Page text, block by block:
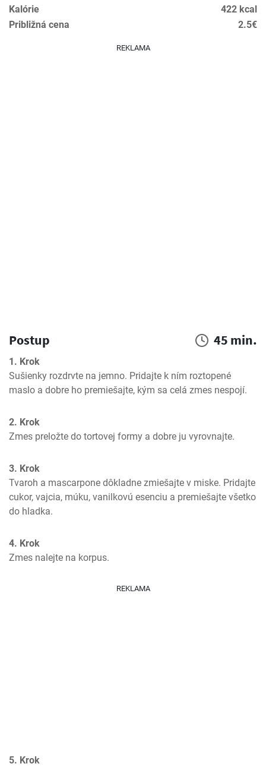
Kalórie
422 kcal
Približná cena
2.5€
REKLAMA
Postup 45 min.
1. Krok
Sušienky rozdrvte na jemno. Pridajte k ním roztopené
maslo a dobre ho premiešajte, kým sa celá zmes nespojí.
2. Krok
Zmes preložte do tortovej formy a dobre ju vyrovnajte.
3. Krok
Tvaroh a mascarpone dôkladne zmiešajte v miske. Pridajte
cukor, vajcia, múku, vanilkovú esenciu a premiešajte všetko
do hladka.
4. Krok
Zmes nalejte na korpus.
REKLAMA
5. Krok